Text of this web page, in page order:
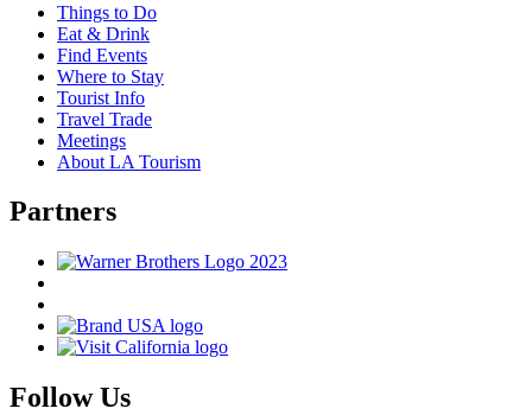
Things to Do
Eat & Drink
Find Events
Where to Stay
Tourist Info
Travel Trade
Meetings
About LA Tourism
Partners
Follow Us